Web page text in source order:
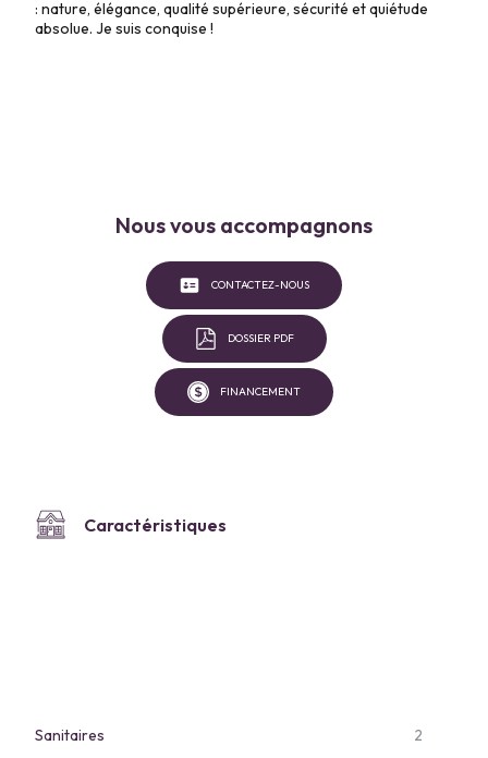
: nature, élégance, qualité supérieure, sécurité et quiétude
absolue. Je suis conquise !
Nous vous accompagnons
CONTACTEZ-NOUS
DOSSIER PDF
FINANCEMENT
Caractéristiques
Sanitaires 2